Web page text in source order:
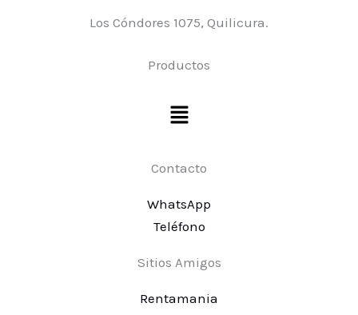
Los Cóndores 1075, Quilicura.
Productos
Menú
Contacto
WhatsApp
Teléfono
Sitios Amigos
Rentamania